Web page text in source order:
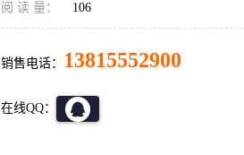
阅 读 量： 106
销售电话： 13815552900
在线QQ：